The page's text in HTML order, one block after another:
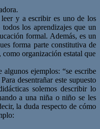
y a escribir es uno de los
los aprendizajes que un
formal. Además, es un
forma parte constitutiva de
organización estatal que
ejemplos: “se escribe
desentrañar este supuesto
solemos describir lo
a una niña o niño se les
la duda respecto de cómo